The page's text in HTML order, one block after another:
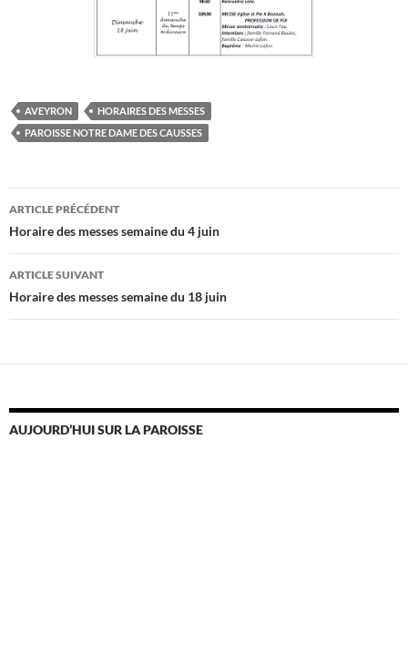
AVEYRON
HORAIRES DES MESSES
PAROISSE NOTRE DAME DES CAUSSES
Navigation
des
articles
ARTICLE PRÉCÉDENT
Horaire des messes semaine du 4 juin
ARTICLE SUIVANT
Horaire des messes semaine du 18 juin
AUJOURD’HUI SUR LA PAROISSE